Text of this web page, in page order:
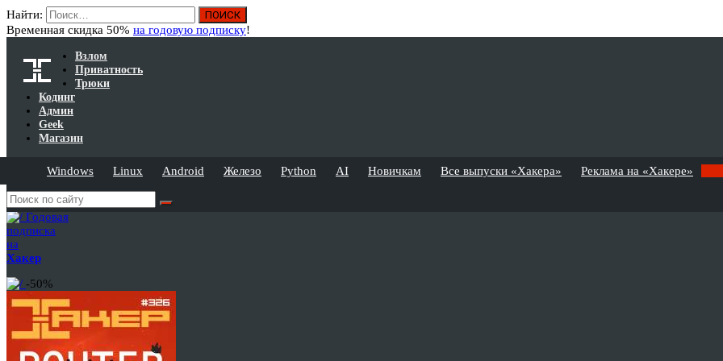
Найти:
Временная скидка 50% на годовую подписку!
Взлом
Приватность
Трюки
Кодинг
Админ
Geek
Магазин
Windows Linux Android Железо Python AI Новичкам Все выпуски «Хакера» Реклама на «Хакере»
Годовая
подписка
на
Хакер
-50%